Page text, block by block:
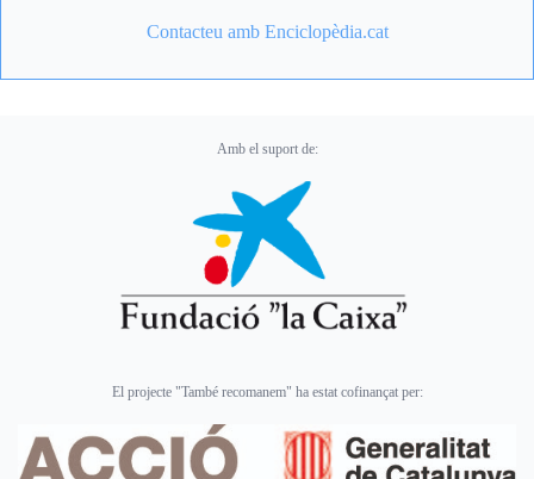
Contacteu amb Enciclopèdia.cat
Amb el suport de:
El projecte "També recomanem" ha estat cofinançat per: